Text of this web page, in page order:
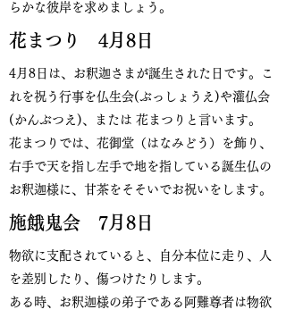
らかな彼岸を求めましょう。
花まつり 4月8日
4月8日は、お釈迦さまが誕生された日です。こ
れを祝う行事を仏生会(ぶっしょうえ)や灌仏会
(かんぶつえ)、または 花まつりと言います。
花まつりでは、花御堂（はなみどう）を飾り、
右手で天を指し左手で地を指している誕生仏の
お釈迦様に、甘茶をそそいでお祝いをします。
施餓鬼会 7月8日
物欲に支配されていると、自分本位に走り、人
を差別したり、傷つけたりします。
ある時、お釈迦様の弟子である阿難尊者は物欲